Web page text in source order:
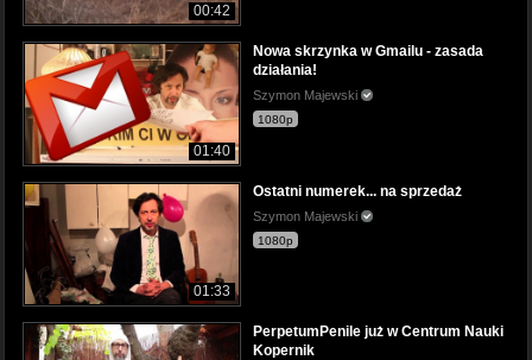
00:42
01:40
Nowa skrzynka w Gmailu - zasada
działania!
Szymon Majewski
1080p
01:33
Ostatni numerek... na sprzedaż
Szymon Majewski
1080p
PerpetumPenile już w Centrum Nauki
Kopernik